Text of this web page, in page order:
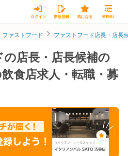
ログイン 新規登録 気になる MENU
ファストフード ファストフード店長・店長
店長・店長候補の
食店求人・転職・募